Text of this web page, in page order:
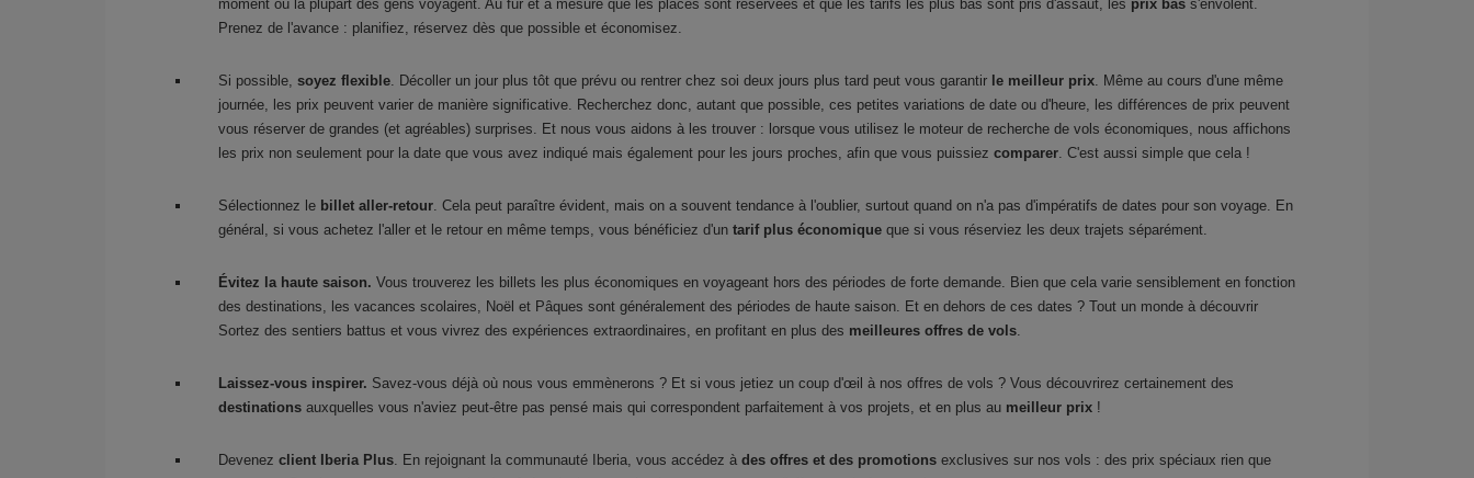
moment où la plupart des gens voyagent. Au fur et à mesure que les places sont réservées et que les tarifs les plus bas sont pris d'assaut, les prix bas s'envolent.
Prenez de l'avance : planifiez, réservez dès que possible et économisez.
Si possible, soyez flexible . Décoller un jour plus tôt que prévu ou rentrer chez soi deux jours plus tard peut vous garantir le meilleur prix . Même au cours d'une même
journée, les prix peuvent varier de manière significative. Recherchez donc, autant que possible, ces petites variations de date ou d'heure, les différences de prix peuvent
vous réserver de grandes (et agréables) surprises. Et nous vous aidons à les trouver : lorsque vous utilisez le moteur de recherche de vols économiques, nous affichons
les prix non seulement pour la date que vous avez indiqué mais également pour les jours proches, afin que vous puissiez comparer . C'est aussi simple que cela !
Sélectionnez le billet aller-retour . Cela peut paraître évident, mais on a souvent tendance à l'oublier, surtout quand on n'a pas d'impératifs de dates pour son voyage. En
général, si vous achetez l'aller et le retour en même temps, vous bénéficiez d'un tarif plus économique que si vous réserviez les deux trajets séparément.
Évitez la haute saison. Vous trouverez les billets les plus économiques en voyageant hors des périodes de forte demande. Bien que cela varie sensiblement en fonction
des destinations, les vacances scolaires, Noël et Pâques sont généralement des périodes de haute saison. Et en dehors de ces dates ? Tout un monde à découvrir
Sortez des sentiers battus et vous vivrez des expériences extraordinaires, en profitant en plus des meilleures offres de vols
Laissez-vous inspirer. Savez-vous déjà où nous vous emmènerons ? Et si vous jetiez un coup d'œil à nos offres de vols ? Vous découvrirez certainement des
destinations auxquelles vous n'aviez peut-être pas pensé mais qui correspondent parfaitement à vos projets, et en plus au meilleur prix !
Devenez client Iberia Plus . En rejoignant la communauté Iberia, vous accédez à des offres et des promotions exclusives sur nos vols : des prix spéciaux rien que